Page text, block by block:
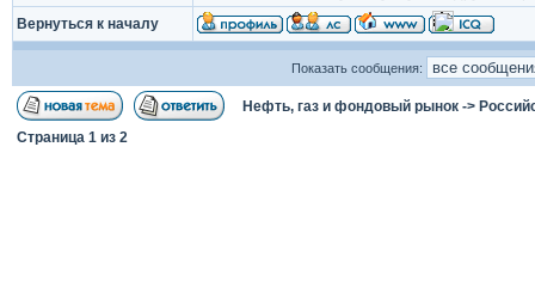
Вернуться к началу
Показать сообщения:
Нефть, газ и фондовый рынок ->
Страница 1 из 2